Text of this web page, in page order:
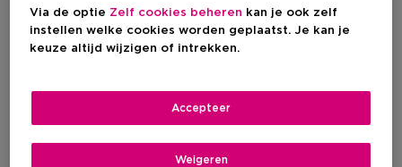
Via de optie Zelf cookies beheren kan je ook zelf
instellen welke cookies worden geplaatst. Je kan je
keuze altijd wijzigen of intrekken.
Weigeren
Accepteer